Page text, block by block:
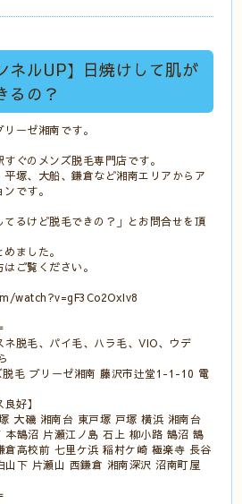
ネルUP】日焼けして肌が
るの？
ーゼ湘南です。
ぐのメンズ脱毛専門店です。
塚、大船、鎌倉など湘南エリアからア
です。
てるけど脱毛できの？」とお問合せを頂
ました。
ご覧ください。
watch?v=gF3Co2OxIv8
脱毛、パイ毛、ハラ毛、VIO、ウデ
脱毛 ブリーゼ湘南 藤沢市辻堂1-1-10 電
好】
大磯 湘南台 東戸塚 戸塚 横浜 湘南台
本鵠沼 片瀬江ノ島 石上 柳小路 鵠沼 鵠
高校前 七里ケ浜 稲村ケ崎 極楽寺 長谷
山下 片瀬山 西鎌倉 湘南深沢 沼南町屋